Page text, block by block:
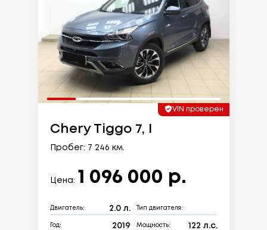
VIN проверен
Chery Tiggo 7, I
Пробег: 7 246 км.
Цена: 1 096 000 р.
Двигатель: 2.0 л. Тип двигателя:
Год: 2019 Мощность: 122 л.с.